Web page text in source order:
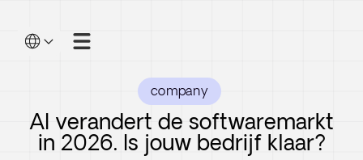
company
AI verandert de softwaremarkt
in 2026. Is jouw bedrijf klaar?